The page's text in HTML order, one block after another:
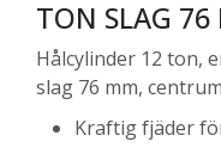
TON SLAG 76
Hålcylinder 12 ton,
slag 76 mm,
Kraftig fjäder